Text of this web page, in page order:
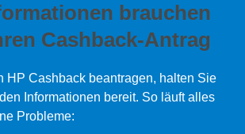
brauchen
Cashback-Antrag
HP Cashback beantragen, halten Sie
Informationen bereit. So läuft alles
Probleme: